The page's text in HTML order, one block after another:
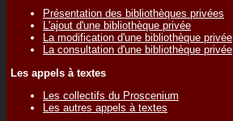
Présentation des bibliothèques privées
L'ajout d'une bibliothèque privée
La modification d'une bibliothèque privée
La consultation d'une bibliothèque privée
Les appels à textes
Les collectifs du Proscenium
Les autres appels à textes